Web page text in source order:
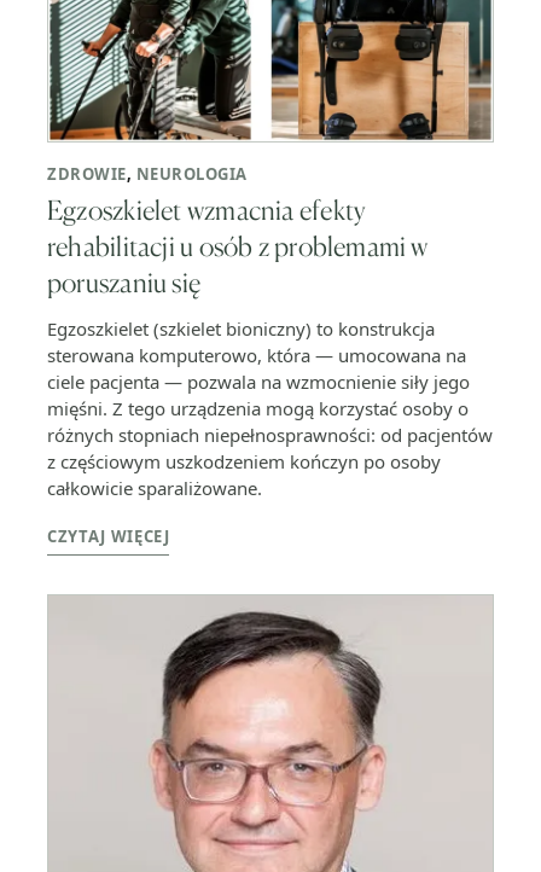
ZDROWIE, NEUROLOGIA
Egzoszkielet wzmacnia efekty
rehabilitacji u osób z problemami w
poruszaniu się
Egzoszkielet (szkielet bioniczny) to konstrukcja
sterowana komputerowo, która — umocowana na
ciele pacjenta — pozwala na wzmocnienie siły jego
mięśni. Z tego urządzenia mogą korzystać osoby o
różnych stopniach niepełnosprawności: od pacjentów
z częściowym uszkodzeniem kończyn po osoby
całkowicie sparaliżowane.
CZYTAJ WIĘCEJ